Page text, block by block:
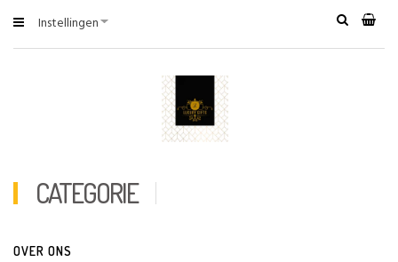
Instellingen
CATEGORIE
OVER ONS